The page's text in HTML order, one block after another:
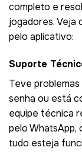
completo e
jogadores. Veja
pelo aplicativo:
Suporte
Teve
senha ou está
equipe técnica
pelo WhatsApp,
tudo esteja